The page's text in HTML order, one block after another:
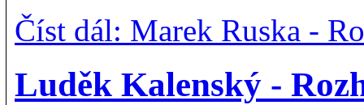
Číst dál: Marek Ruska -
Luděk Kalenský -